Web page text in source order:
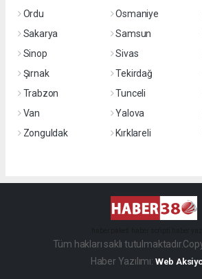
Ordu
Osmaniye
Sakarya
Samsun
Sinop
Sivas
Şırnak
Tekirdağ
Trabzon
Tunceli
Van
Yalova
Zonguldak
Kırklareli
Tüm hakları saklı
Haber Yazılımı: Web